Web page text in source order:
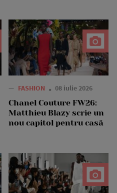
— FASHION 08 iulie 2026
Chanel Couture FW26:
Matthieu Blazy scrie un
nou capitol pentru casă